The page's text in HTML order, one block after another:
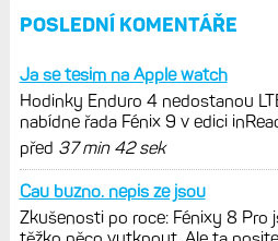
Fénix 9 v edici
Live Activity
sporty. Mobil už
cyklistiky, běhu i
Zkušenosti po
jedním slovem
vytknout. Ale ta